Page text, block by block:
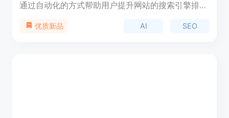
通过自动化的方式帮助用户提升网站的搜索引擎排名
数据，发现隐藏的低竞争关键词，然后基于这些关键
优质新品 AI SEO